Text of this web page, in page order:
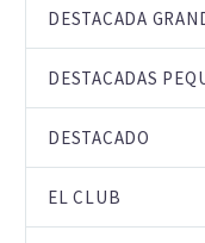
DESTACADA
DESTACADAS
DESTACADO
EL CLUB